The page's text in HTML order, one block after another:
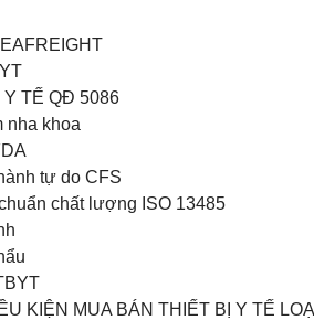
TẾ QĐ 5086
nha khoa
tự do CFS
chất lượng ISO 13485
KIỆN MUA BÁN THIẾT BỊ Y TẾ